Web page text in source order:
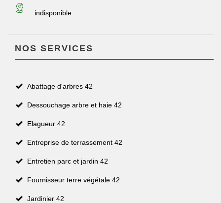
indisponible
NOS SERVICES
Abattage d'arbres 42
Dessouchage arbre et haie 42
Elagueur 42
Entreprise de terrassement 42
Entretien parc et jardin 42
Fournisseur terre végétale 42
Jardinier 42